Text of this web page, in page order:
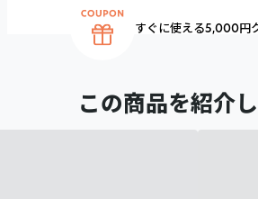
この商品を紹介
すぐに使える5,000円